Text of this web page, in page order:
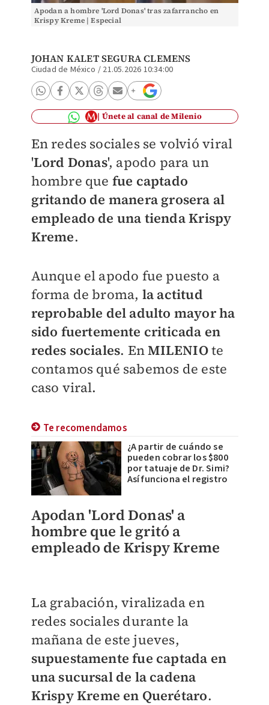
Apodan a hombre 'Lord Donas' tras zafarrancho en
Krispy Kreme | Especial
JOHAN KALET SEGURA CLEMENS
Ciudad de México / 21.05.2026 10:34:00
Únete al canal de Milenio
En redes sociales se volvió viral
'Lord Donas', apodo para un
hombre que fue captado
gritando de manera grosera al
empleado de una tienda Krispy
Kreme.
Aunque el apodo fue puesto a
forma de broma, la actitud
reprobable del adulto mayor ha
sido fuertemente criticada en
redes sociales. EnMILENIOte
contamos qué sabemos de este
caso viral.
Te recomendamos
¿A partir de cuándo se
pueden cobrar los $800
por tatuaje de Dr. Simi?
Así funciona el registro
Apodan 'Lord Donas' a
hombre que le gritó a
empleado de Krispy Kreme
La grabación, viralizada en
redes sociales durante la
mañana de este jueves,
supuestamente fue captada en
una sucursal de la cadena
Krispy Kreme en Querétaro.